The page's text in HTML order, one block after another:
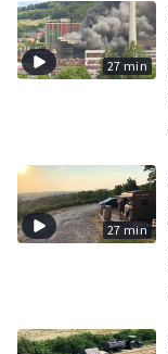
27 min
27 min